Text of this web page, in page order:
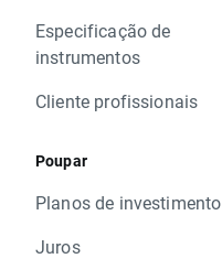
Especificação de
instrumentos
Cliente profissionais
Poupar
Planos de investimento
Juros